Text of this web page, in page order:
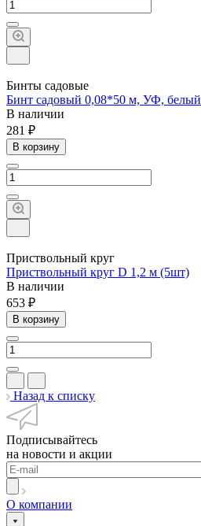
Бинты садовые
Бинт садовый 0,08*50 м, УФ, белый
В наличии
281 ₽
В корзину
Приствольный круг
Приствольный круг D 1,2 м (5шт)
В наличии
653 ₽
В корзину
Назад к списку
Подписывайтесь
на новости и акции
О компании